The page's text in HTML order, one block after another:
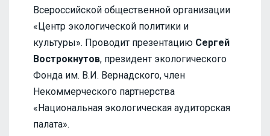
Всероссийской общественной организации
«Центр экологической политики и
культуры». Проводит презентацию Сергей
Вострокнутов, президент экологического
Фонда им. В.И. Вернадского, член
Некоммерческого партнерства
«Национальная экологическая аудиторская
палата».